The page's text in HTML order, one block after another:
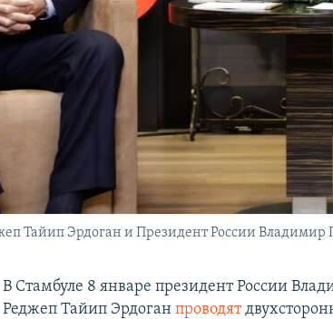
Тайип Эрдоган и Президент России Владимир
В Стамбуле 8 январе президент России
Реджеп Тайип Эрдоганпроводят